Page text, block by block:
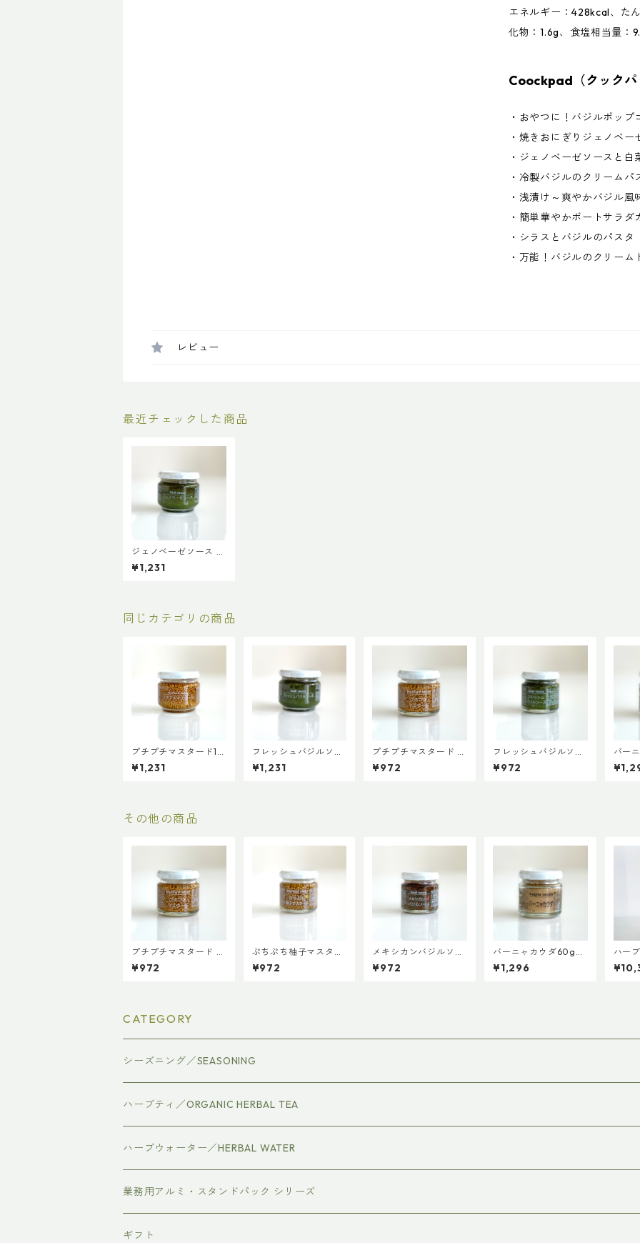
エネルギー：428kcal、た
化物：1.6g、食塩相当量：
Coockpad（クックパ
・おやつに！バジルポップ
・焼きおにぎりジェノベー
・ジェノベーゼソースと白
・冷製バジルのクリームパ
・浅漬け～爽やかバジル風
・簡単華やかボートサラダ
・シラスとバジルのパスタ
・万能！バジルのクリーム
レビュー
最近チェックした商品
ジェノベーゼソース 9
5g 【ファインド・ニ
ューズ】【3,980円以
¥1,231
同じカテゴリの商品
プチプチマスタード10
0g 【ファインド・
ニューズ】【3,980円
¥1,231
フレッシュバジルソー
ス 95g 【ファイン
ド・ニューズ】【3,98
¥1,231
プチプチマスタード 6
0g 【ファインド・
ニューズ】【3,980円
¥972
フレッシュバジルソー
ス60g 【ファイン
ド・ニューズ】【3,98
¥972
バー
【フ
ズ】
その他の商品
プチプチマスタード 6
0g 【ファインド・
ニューズ】【3,980円
¥972
ぷちぷち柚子マスター
ド60g 【ファイン
ド・ニューズ】【3,98
¥972
メキシカンバジルソー
ス60ｇ 【ファイン
ド・ニューズ】【3,98
¥972
バーニャカウダ60g
【ファインド・ニュー
ズ】【3,980円以上送
¥1,296
ハー
イビ
本入
CATEGORY
シーズニング／SEASONING
ハーブティ／ORGANIC HERBAL TEA
ハーブウォーター／HERBAL WATER
業務用アルミ・スタンドパック シリーズ
ギフト